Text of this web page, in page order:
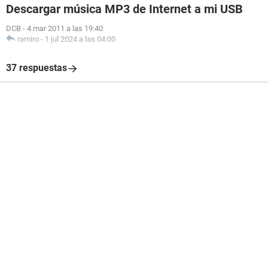
Descargar música MP3 de Internet a mi USB
DCB - 4 mar 2011 a las 19:40
ramiro - 1 jul 2024 a las 04:00
37 respuestas